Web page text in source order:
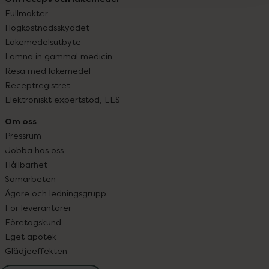
Fullmakter
Högkostnadsskyddet
Läkemedelsutbyte
Lämna in gammal medicin
Resa med läkemedel
Receptregistret
Elektroniskt expertstöd, EES
Om oss
Pressrum
Jobba hos oss
Hållbarhet
Samarbeten
Ägare och ledningsgrupp
För leverantörer
Företagskund
Eget apotek
Glädjeeffekten